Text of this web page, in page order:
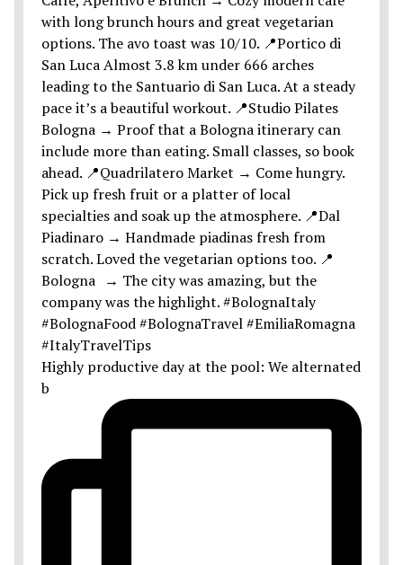
Highly productive day at the pool: We alternated
b